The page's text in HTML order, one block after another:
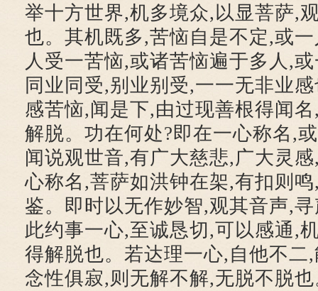
举十方世界,机多境众,以显菩萨,
也。其机既多,苦恼自是不定,或
人受一苦恼,或诸苦恼遍于多人,
同业同受,别业别受,一一无非业
感苦恼,闻是下,由过现善根得闻
解脱。功在何处?即在一心称名,
闻说观世音,有广大慈悲,广大灵
心称名,菩萨如洪钟在架,有扣则
鉴。即时以无作妙智,观其音声,
此约事一心,至诚恳切,可以感通,
得解脱也。若达理一心,自他不二
念性俱寂,则无解不解,无脱不脱